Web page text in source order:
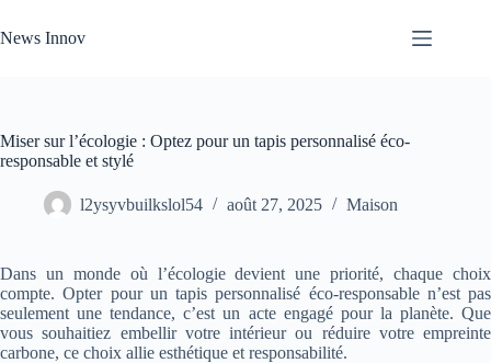
au
contenu
News Innov
Miser sur l’écologie : Optez pour un tapis personnalisé éco-
responsable et stylé
l2ysyvbuilkslol54 août 27, 2025 Maison
Dans un monde où l’écologie devient une priorité, chaque choix
compte. Opter pour un tapis personnalisé éco-responsable n’est pas
seulement une tendance, c’est un acte engagé pour la planète. Que
vous souhaitiez embellir votre intérieur ou réduire votre empreinte
carbone, ce choix allie esthétique et responsabilité.